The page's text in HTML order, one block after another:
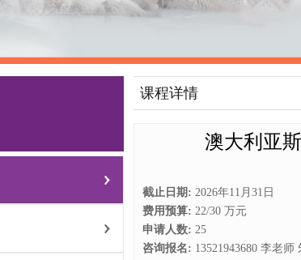
课程详情
澳大利亚
截止日期: 2026年11月31日
费用预算: 22/30 万元
申请人数: 25
咨询报名: 13521943680 李老师